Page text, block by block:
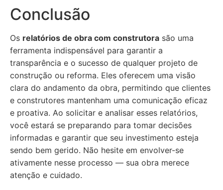
Conclusão
Os relatórios de obra com construtora são uma
ferramenta indispensável para garantir a
transparência e o sucesso de qualquer projeto de
construção ou reforma. Eles oferecem uma visão
clara do andamento da obra, permitindo que clientes
e construtores mantenham uma comunicação eficaz
e proativa. Ao solicitar e analisar esses relatórios,
você estará se preparando para tomar decisões
informadas e garantir que seu investimento esteja
sendo bem gerido. Não hesite em envolver-se
ativamente nesse processo — sua obra merece
atenção e cuidado.